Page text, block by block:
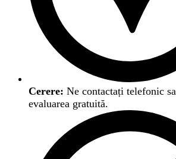
Cerere: Ne contactați telefonic
evaluarea gratuită.